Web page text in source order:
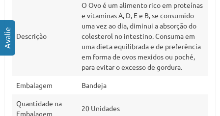
Descrição
O Ovo é um alimento rico em proteínas
e vitaminas A, D, E e B, se consumido
uma vez ao dia, diminui a absorção do
colesterol no intestino. Consuma em
uma dieta equilibrada e de preferência
em forma de ovos mexidos ou poché,
para evitar o excesso de gordura.
Embalagem Bandeja
Quantidade na
Embalagem
20 Unidades